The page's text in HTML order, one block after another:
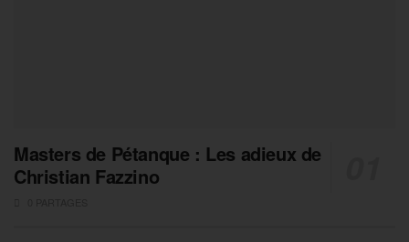
Masters de Pétanque : Les adieux de
Christian Fazzino